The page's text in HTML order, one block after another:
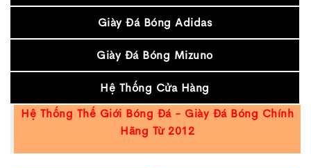
Giày Đá Bóng Adidas
Giày Đá Bóng Mizuno
Hệ Thống Cửa Hàng
Hệ Thống Thế Giới Bóng Đá - Giày Đá Bóng Chính
Hãng Từ 2012